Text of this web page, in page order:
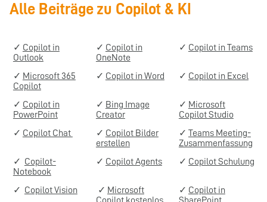
Alle Beiträge zu Copilot & KI
✓ Copilot in
Outlook
✓ Copilot in
OneNote
✓ Copilot in Teams
✓ Microsoft 365
Copilot
✓ Copilot in Word ✓ Copilot in Excel
✓ Copilot in
PowerPoint
✓ Bing Image
Creator
✓ Microsoft
Copilot Studio
✓ Copilot Chat ✓ Copilot Bilder
erstellen
✓ Teams Meeting-
Zusammenfassung
✓ Copilot-
Notebook
✓ Copilot Agents ✓ Copilot Schulung
✓ Copilot Vision ✓ Microsoft
✓ Copilot in